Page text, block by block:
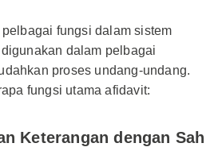
fungsi dalam sistem
dalam pelbagai
proses undang-undang.
fungsi utama afidavit:
Keterangan dengan Sah